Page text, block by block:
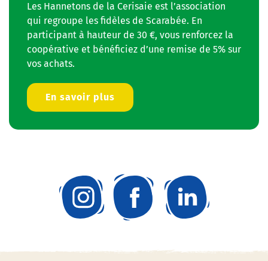
Les Hannetons de la Cerisaie est l’association
qui regroupe les fidèles de Scarabée. En
participant à hauteur de 30 €, vous renforcez la
coopérative et bénéficiez d’une remise de 5% sur
vos achats.
En savoir plus